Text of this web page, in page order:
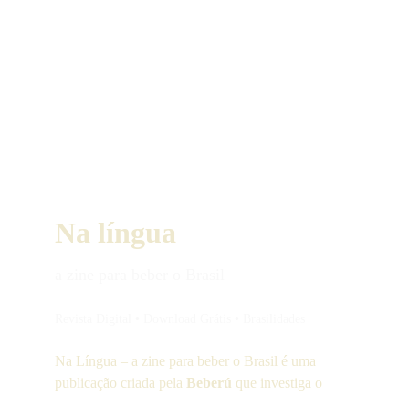
Na língua
Na Língua – a zine para beber o Brasil é uma
publicação criada pela Beberú que investiga o